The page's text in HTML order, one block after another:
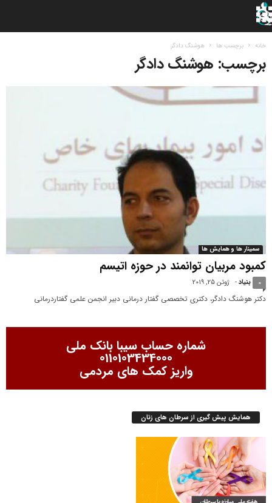
خانه برچسب ها هوشنگ دادگر
برچسب: هوشنگ دادگر
سمینار ها و همایش ها
کمبود مربیان توانمند در حوزه اتیسم
بنیاد- ژوئن 25, 2019 0
دکتر هوشنگ دادگر، دکتری تخصصی گفتار درمانی دبیر انجمن علمی گفتاردرمانی
شماره حساب سیبا بانک ملی
0110103434000
واریز کمک های مردمی
همایش پیش گیری از سرطان های زنان